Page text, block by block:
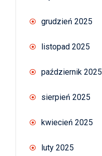
grudzień 2025
listopad 2025
październik 2025
sierpień 2025
kwiecień 2025
luty 2025